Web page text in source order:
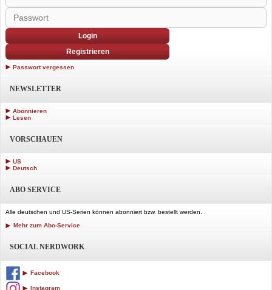
Login
Registrieren
Passwort vergessen
NEWSLETTER
Abonnieren
Lesen
VORSCHAUEN
US
Deutsch
ABO SERVICE
Alle deutschen und US-Serien können abonniert bzw. bestellt werden.
Mehr zum Abo-Service
SOCIAL NERDWORK
Facebook
Instagram